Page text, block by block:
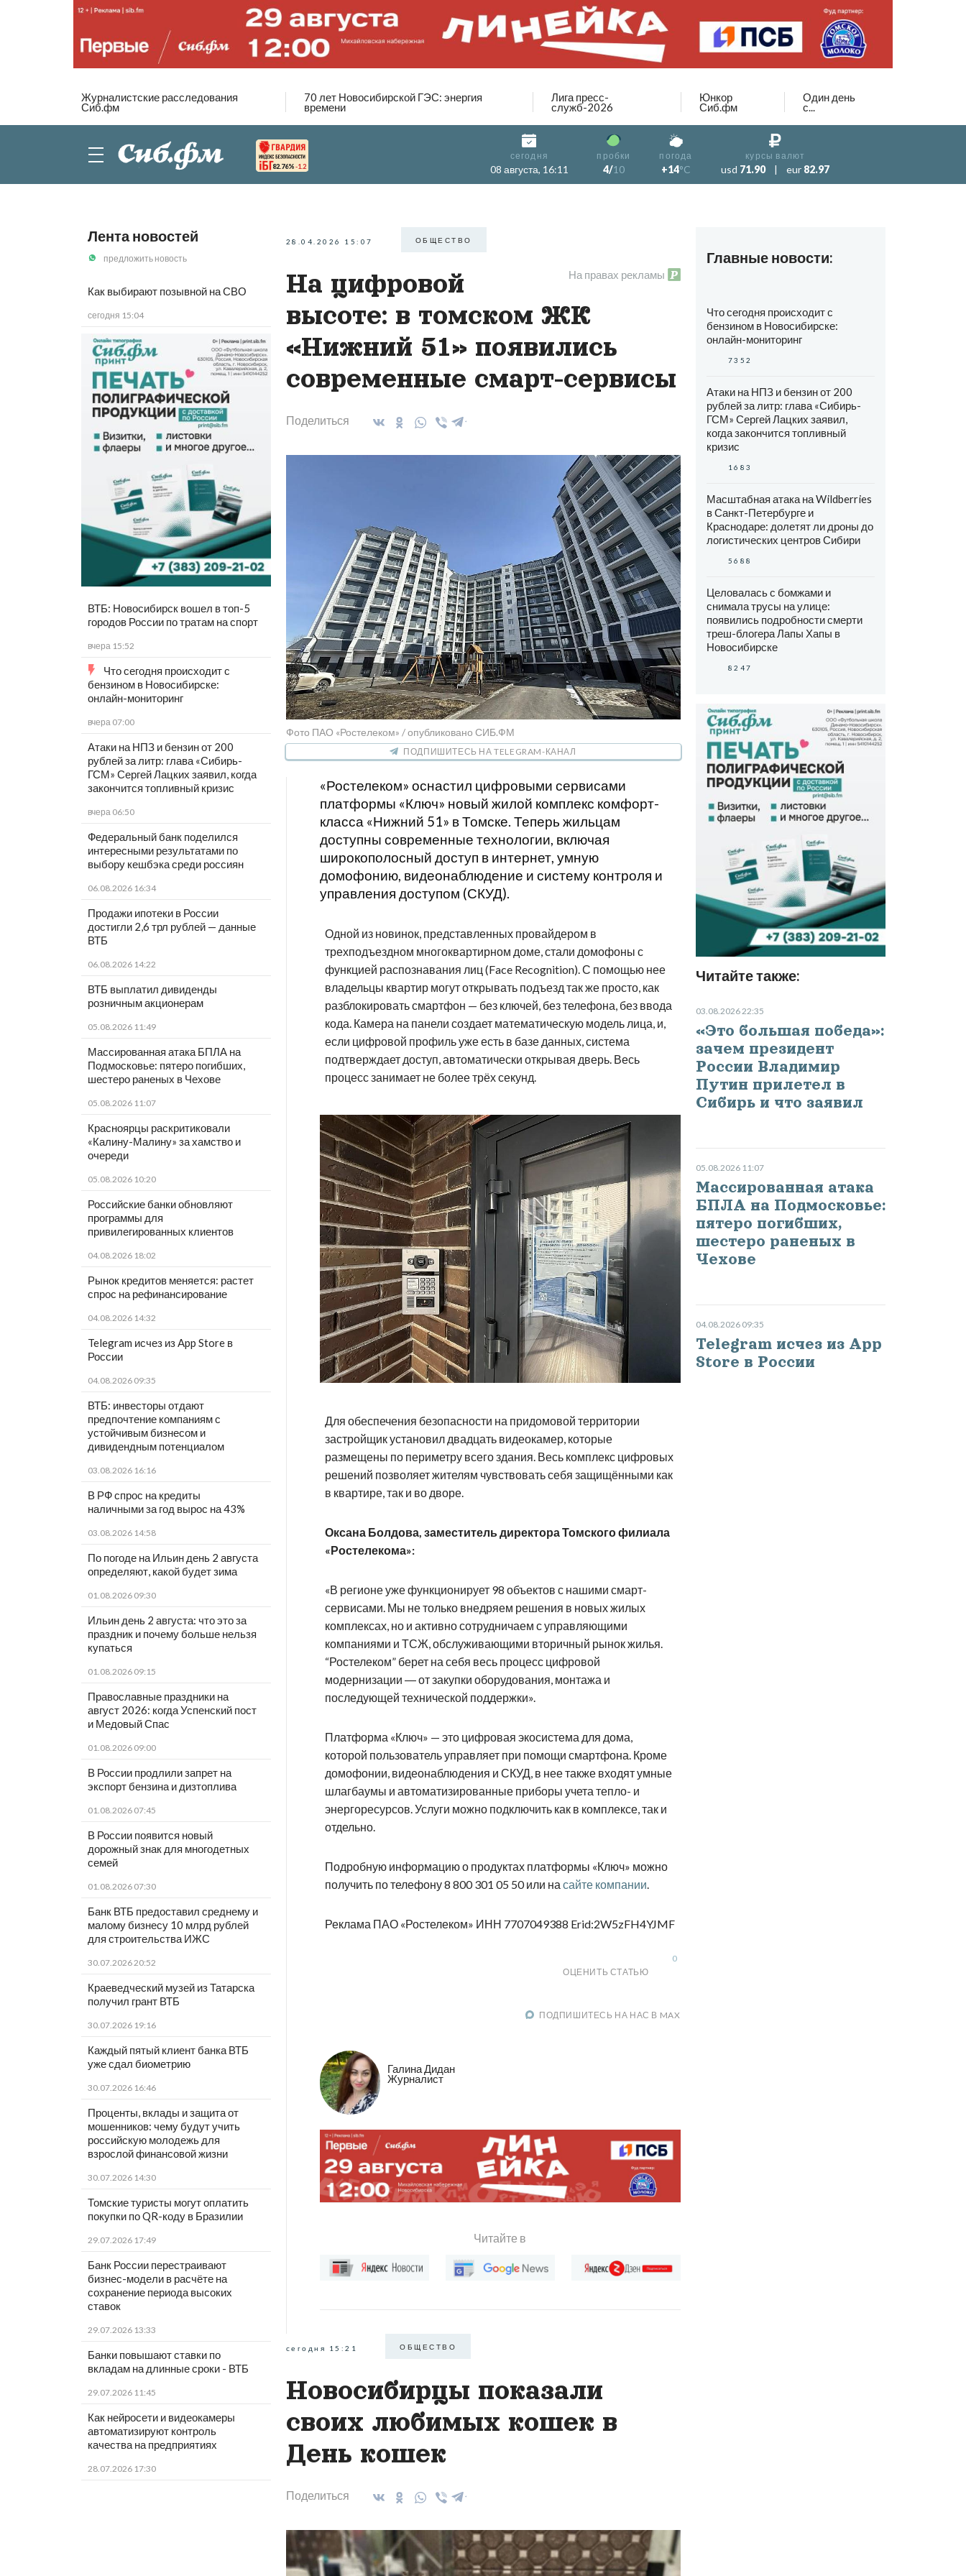
Журналистские расследования
Сиб.фм
70 лет Новосибирской ГЭС: энергия
времени
Лига пресс-
служб-2026
Юнкор
Сиб.фм
Один день
с...
82.76% -1.2
сегодня
08 августа, 16:11
пробки
4/10
погода
+14°C
курсы валют
usd 71.90 | eur 82.97
Лента новостей
предложить новость
Как выбирают позывной на СВО
сегодня 15:04
ВТБ: Новосибирск вошел в топ-5
городов России по тратам на спорт
вчера 15:52
Что сегодня происходит с
бензином в Новосибирске:
онлайн-мониторинг
вчера 07:00
Атаки на НПЗ и бензин от 200
рублей за литр: глава «Сибирь-
ГСМ» Сергей Лацких заявил, когда
закончится топливный кризис
вчера 06:50
Федеральный банк поделился
интересными результатами по
выбору кешбэка среди россиян
06.08.2026 16:34
Продажи ипотеки в России
достигли 2,6 трл рублей — данные
ВТБ
06.08.2026 14:22
ВТБ выплатил дивиденды
розничным акционерам
05.08.2026 11:49
Массированная атака БПЛА на
Подмосковье: пятеро погибших,
шестеро раненых в Чехове
05.08.2026 11:07
Красноярцы раскритиковали
«Калину-Малину» за хамство и
очереди
05.08.2026 10:20
Российские банки обновляют
программы для
привилегированных клиентов
04.08.2026 18:02
Рынок кредитов меняется: растет
спрос на рефинансирование
04.08.2026 14:32
Telegram исчез из App Store в
России
04.08.2026 09:35
ВТБ: инвесторы отдают
предпочтение компаниям с
устойчивым бизнесом и
дивидендным потенциалом
03.08.2026 16:16
В РФ спрос на кредиты
наличными за год вырос на 43%
03.08.2026 14:58
По погоде на Ильин день 2 августа
определяют, какой будет зима
01.08.2026 09:30
Ильин день 2 августа: что это за
праздник и почему больше нельзя
купаться
01.08.2026 09:15
Православные праздники на
август 2026: когда Успенский пост
и Медовый Спас
01.08.2026 09:00
В России продлили запрет на
экспорт бензина и дизтоплива
01.08.2026 07:45
В России появится новый
дорожный знак для многодетных
семей
01.08.2026 07:30
Банк ВТБ предоставил среднему и
малому бизнесу 10 млрд рублей
для строительства ИЖС
30.07.2026 20:52
Краеведческий музей из Татарска
получил грант ВТБ
30.07.2026 19:16
Каждый пятый клиент банка ВТБ
уже сдал биометрию
30.07.2026 16:46
Проценты, вклады и защита от
мошенников: чему будут учить
российскую молодежь для
взрослой финансовой жизни
30.07.2026 14:30
Томские туристы могут оплатить
покупки по QR-коду в Бразилии
29.07.2026 17:49
Банк России перестраивают
бизнес-модели в расчёте на
сохранение периода высоких
ставок
29.07.2026 13:33
Банки повышают ставки по
вкладам на длинные сроки - ВТБ
29.07.2026 11:45
Как нейросети и видеокамеры
автоматизируют контроль
качества на предприятиях
28.07.2026 17:30
28.04.2026 15:07 ОБЩЕСТВО
На правах рекламы
На цифровой
высоте: в томском ЖК
«Нижний 51» появились
современные смарт-сервисы
Поделиться
Фото ПАО «Ростелеком» / опубликовано СИБ.ФМ
ПОДПИШИТЕСЬ НА TELEGRAM-КАНАЛ
«Ростелеком» оснастил цифровыми сервисами
платформы «Ключ» новый жилой комплекс комфорт-
класса «Нижний 51» в Томске. Теперь жильцам
доступны современные технологии, включая
широкополосный доступ в интернет, умную
домофонию, видеонаблюдение и систему контроля и
управления доступом (СКУД).
Одной из новинок, представленных провайдером в
трехподъездном многоквартирном доме, стали домофоны с
функцией распознавания лиц (Face Recognition). С помощью нее
владельцы квартир могут открывать подъезд так же просто, как
разблокировать смартфон — без ключей, без телефона, без ввода
кода. Камера на панели создает математическую модель лица, и,
если цифровой профиль уже есть в базе данных, система
подтверждает доступ, автоматически открывая дверь. Весь
процесс занимает не более трёх секунд.
Для обеспечения безопасности на придомовой территории
застройщик установил двадцать видеокамер, которые
размещены по периметру всего здания. Весь комплекс цифровых
решений позволяет жителям чувствовать себя защищёнными как
в квартире, так и во дворе.
Оксана Болдова, заместитель директора Томского филиала
«Ростелекома»:
«В регионе уже функционирует 98 объектов с нашими смарт-
сервисами. Мы не только внедряем решения в новых жилых
комплексах, но и активно сотрудничаем с управляющими
компаниями и ТСЖ, обслуживающими вторичный рынок жилья.
“Ростелеком” берет на себя весь процесс цифровой
модернизации ― от закупки оборудования, монтажа и
последующей технической поддержки».
Платформа «Ключ» — это цифровая экосистема для дома,
которой пользователь управляет при помощи смартфона. Кроме
домофонии, видеонаблюдения и СКУД, в нее также входят умные
шлагбаумы и автоматизированные приборы учета тепло- и
энергоресурсов. Услуги можно подключить как в комплексе, так и
отдельно.
Подробную информацию о продуктах платформы «Ключ» можно
получить по телефону 8 800 301 05 50 или на сайте компании.
Реклама ПАО «Ростелеком» ИНН 7707049388 Erid:2W5zFH4YJMF
ОЦЕНИТЬ СТАТЬЮ
0
ПОДПИШИТЕСЬ НА НАС В MAX
Галина Дидан
Журналист
Читайте в
сегодня 15:21 ОБЩЕСТВО
Новосибирцы показали
своих любимых кошек в
День кошек
Поделиться
Главные новости:
Что сегодня происходит с
бензином в Новосибирске:
онлайн-мониторинг
7352
Атаки на НПЗ и бензин от 200
рублей за литр: глава «Сибирь-
ГСМ» Сергей Лацких заявил,
когда закончится топливный
кризис
1683
Масштабная атака на Wildberries
в Санкт-Петербурге и
Краснодаре: долетят ли дроны до
логистических центров Сибири
5688
Целовалась с бомжами и
снимала трусы на улице:
появились подробности смерти
треш-блогера Лапы Хапы в
Новосибирске
8247
Читайте также:
03.08.2026 22:35
«Это большая победа»:
зачем президент
России Владимир
Путин прилетел в
Сибирь и что заявил
05.08.2026 11:07
Массированная атака
БПЛА на Подмосковье:
пятеро погибших,
шестеро раненых в
Чехове
04.08.2026 09:35
Telegram исчез из App
Store в России